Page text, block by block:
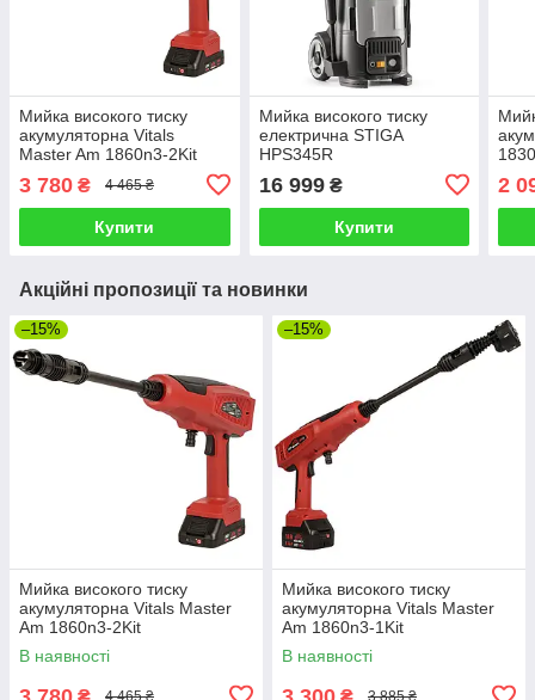
Мийка високого тиску
акумуляторна Vitals
Master Am 1860n3-2Kit
3 780 ₴ 4 465 ₴
Купити
Мийка високого тиску
електрична STIGA
HPS345R
16 999₴
Купити
2
Акційні пропозиції та новинки
–15%
Мийка високого тиску
акумуляторна Vitals Master
Am 1860n3-2Kit
В наявності
–15%
Мийка високого тиску
акумуляторна Vitals Master
Am 1860n3-1Kit
В наявності